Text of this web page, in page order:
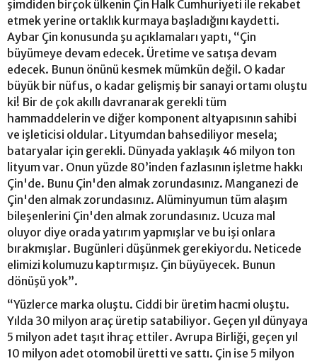
şimdiden birçok ülkenin Çin Halk Cumhuriyeti ile rekabet
etmek yerine ortaklık kurmaya başladığını kaydetti.
Aybar Çin konusunda şu açıklamaları yaptı, “Çin
büyümeye devam edecek. Üretime ve satışa devam
edecek. Bunun önünü kesmek mümkün değil. O kadar
büyük bir nüfus, o kadar gelişmiş bir sanayi ortamı oluştu
ki! Bir de çok akıllı davranarak gerekli tüm
hammaddelerin ve diğer komponent altyapısının sahibi
ve işleticisi oldular. Lityumdan bahsediliyor mesela;
bataryalar için gerekli. Dünyada yaklaşık 46 milyon ton
lityum var. Onun yüzde 80’inden fazlasının işletme hakkı
Çin'de. Bunu Çin'den almak zorundasınız. Manganezi de
Çin'den almak zorundasınız. Alüminyumun tüm alaşım
bileşenlerini Çin'den almak zorundasınız. Ucuza mal
oluyor diye orada yatırım yapmışlar ve bu işi onlara
bırakmışlar. Bugünleri düşünmek gerekiyordu. Neticede
elimizi kolumuzu kaptırmışız. Çin büyüyecek. Bunun
dönüşü yok”.
“Yüzlerce marka oluştu. Ciddi bir üretim hacmi oluştu.
Yılda 30 milyon araç üretip satabiliyor. Geçen yıl dünyaya
5 milyon adet taşıt ihraç ettiler. Avrupa Birliği, geçen yıl
10 milyon adet otomobil üretti ve sattı. Çin ise 5 milyon